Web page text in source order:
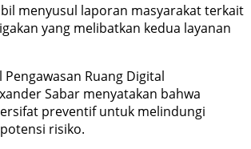
menyusul laporan masyarakat terkait
yang melibatkan kedua layanan
Ruang Digital
Sabar menyatakan bahwa
preventif untuk melindungi
risiko.